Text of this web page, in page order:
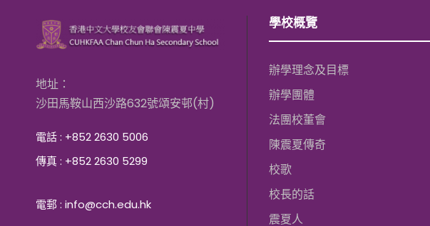
地址：
沙田馬鞍山西沙路632號頌安邨(村)
電話 : +852 2630 5006
傳真 : +852 2630 5299
電郵 : info@cch.edu.hk
學校概覽
辦學理念及目標
辦學團體
法團校董會
陳震夏傳奇
校歌
校長的話
震夏人